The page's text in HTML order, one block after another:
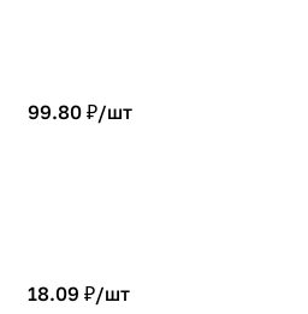
99.80 ₽/шт
18.09 ₽/шт